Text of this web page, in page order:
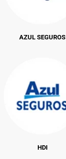
AZUL SEGUROS
HDI